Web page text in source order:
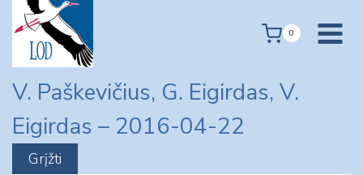
content
0
V. Paškevičius, G. Eigirdas, V.
Eigirdas – 2016-04-22